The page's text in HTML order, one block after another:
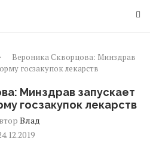
Вероника Скворцова: Минздрав
госзакупок лекарств
Минздрав запускает
госзакупок лекарств
Влад